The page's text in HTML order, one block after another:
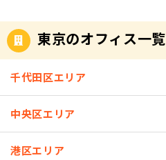
東京のオフィス一覧
千代田区エリア
中央区エリア
港区エリア